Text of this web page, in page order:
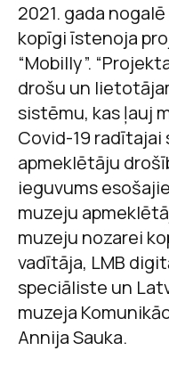
2021. gada
kopīgi īstenoja
“Mobilly”.
drošu un
sistēmu, kas ļauj
Covid-19
apmeklētāju
ieguvums
muzeju
muzeju nozarei
vadītāja, LMB
speciāliste un
muzeja
Annija Sauka.